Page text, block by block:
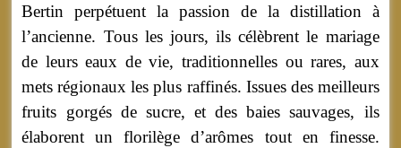
Bertin perpétuent la passion de la distillation à
l’ancienne. Tous les jours, ils célèbrent le mariage
de leurs eaux de vie, traditionnelles ou rares, aux
mets régionaux les plus raffinés. Issues des meilleurs
fruits gorgés de sucre, et des baies sauvages, ils
élaborent un florilège d’arômes tout en finesse.